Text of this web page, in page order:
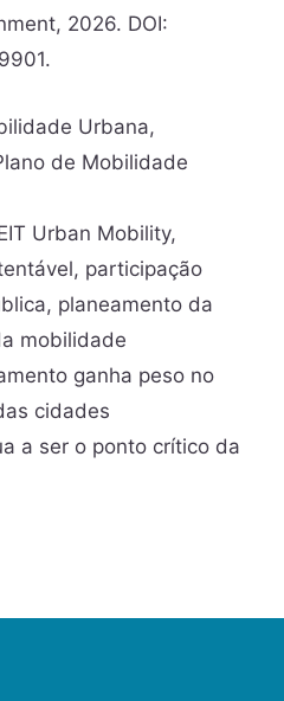
2026. DOI:
Urbana,
de Mobilidade
Urban Mobility,
, participação
, planeamento da
mobilidade
ganha peso no
cidades
a ser o ponto crítico da